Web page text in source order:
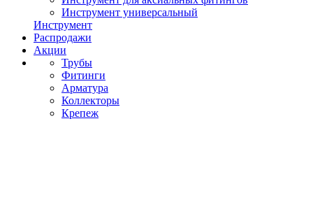
Инструмент универсальный
Инструмент
Распродажи
Акции
Трубы
Фитинги
Арматура
Коллекторы
Крепеж